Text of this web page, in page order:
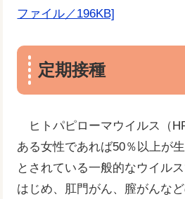
ファイル／196KB]
定期接種
ヒトパピローマウイルス（
ある女性であれば50％以上が
とされている一般的なウイル
はじめ、肛門がん、膣がんな